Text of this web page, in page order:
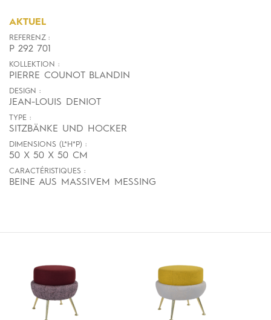
AKTUEL
REFERENZ :
P 292 701
KOLLEKTION :
PIERRE COUNOT BLANDIN
DESIGN :
JEAN-LOUIS DENIOT
TYPE :
SITZBÄNKE UND HOCKER
DIMENSIONS (L*H*P) :
50 X 50 X 50 CM
CARACTÉRISTIQUES :
BEINE AUS MASSIVEM MESSING